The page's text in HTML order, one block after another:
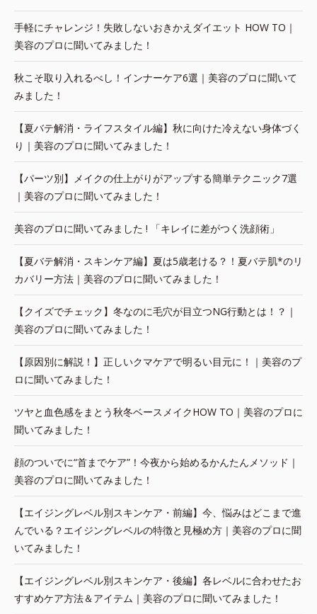
手軽にチャレンジ！失敗しないおきかえダイエット HOW TO｜
美容のプロに聞いてみました！
秋こそ取り入れるべし！インナーケア6選｜美容のプロに聞いて
みました！
【夏バテ解消・ライフスタイル編】秋に向けた冷えない身体づく
り｜美容のプロに聞いてみました！
【パーツ別】メイクの仕上がりがアップする簡単テクニック7選
｜美容のプロに聞いてみました！
美容のプロに聞いてみました ! 「キレイに差がつく洗顔術」
【夏バテ解消・スキンケア編】夏は5歳老ける？！夏バテ肌*のリ
カバリー方法｜美容のプロに聞いてみました！
【クイズでチェック】冬なのに毛穴が目立つNG行動とは！？｜
美容のプロに聞いてみました！
【原因別に解説！】正しいクマケアで明るい目元に！｜美容のプ
ロに聞いてみました！
ツヤと血色感をまとう秋冬ベースメイクHOW TO｜美容のプロに
聞いてみました！
顔のついでに“首までケア”！今夜から始めるかんたんメソッド｜
美容のプロに聞いてみました！
【エイジングレベル別スキンケア・前編】今、悩みはどこまで進
んでいる？エイジングレベルの特徴と見極め方｜美容のプロに聞
いてみました！
【エイジングレベル別スキンケア・後編】各レベルに合わせたお
すすめケア方法＆アイテム｜美容のプロに聞いてみました！